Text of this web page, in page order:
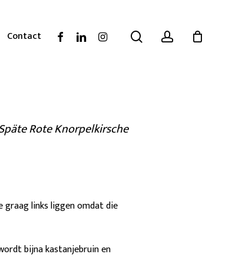
Contact facebooklinkedininstagram searchaccount
Rote Knorpelkirsche
graag links liggen omdat die
bijna kastanjebruin en